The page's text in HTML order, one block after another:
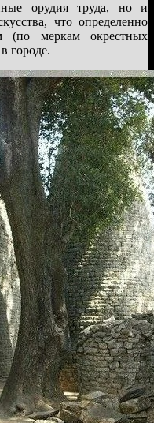
орудия труда, но и
что определенно
(по меркам окрестных
городе.